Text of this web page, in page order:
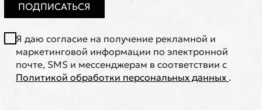
ПОДПИСАТЬСЯ
Я даю согласие на получение рекламной и
маркетинговой информации по электронной
почте, SMS и мессенджерам в соответствии с
Политикой обработки персональных данных .